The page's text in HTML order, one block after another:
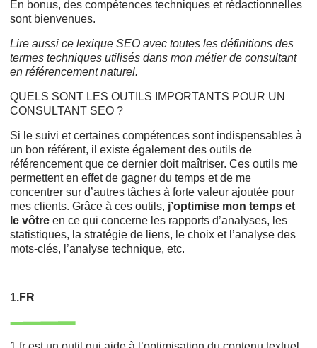
En bonus, des compétences techniques et rédactionnelles
sont bienvenues.
Lire aussi celexique SEO avec toutes les définitions des
termes techniques utilisés dans mon métier de consultant
en référencement naturel.
QUELS SONT LES OUTILS IMPORTANTS POUR UN
CONSULTANT SEO ?
Si le suivi et certaines compétences sont indispensables à
un bon référent, il existe également des outils de
référencement que ce dernier doit maîtriser. Ces outils me
permettent en effet de gagner du temps et de me
concentrer sur d’autres tâches à forte valeur ajoutée pour
mes clients. Grâce à ces outils, j’optimise mon temps et
le vôtre en ce qui concerne les rapports d’analyses, les
statistiques, la stratégie de liens, le choix et l’analyse des
mots-clés, l’analyse technique, etc.
1.FR